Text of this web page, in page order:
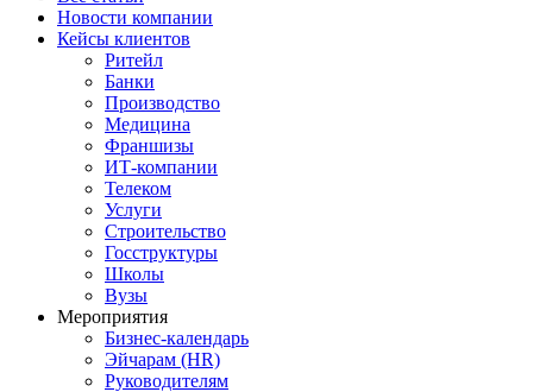
Новости компании
Кейсы клиентов
Ритейл
Банки
Производство
Медицина
Франшизы
ИТ-компании
Телеком
Услуги
Строительство
Госструктуры
Школы
Вузы
Мероприятия
Бизнес-календарь
Эйчарам (HR)
Руководителям